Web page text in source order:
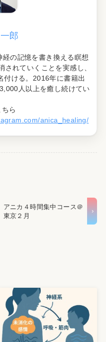
郎
の記憶を書き換える瞑想
されていくことを実感し、
付ける。2016年に書籍出
人以上を癒し続けてい
ら
anica_healing/
アニカ４時間集中コース＠
東京２月